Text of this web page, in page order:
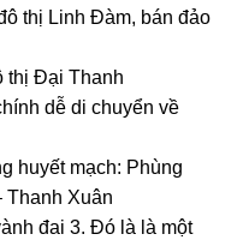
thị Linh Đàm, bán đảo
thị Đại Thanh
dễ di chuyển về
huyết mạch: Phùng
Thanh Xuân
đai 3. Đó là là một